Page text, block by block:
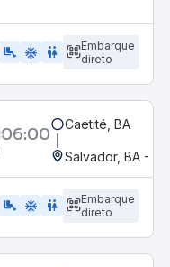
airline_seat_legroom_extra ac_unit wc
Embarque
direto
06:00 Caetité, BA
Salvador, BA -
airline_seat_legroom_extra ac_unit wc
Embarque
direto